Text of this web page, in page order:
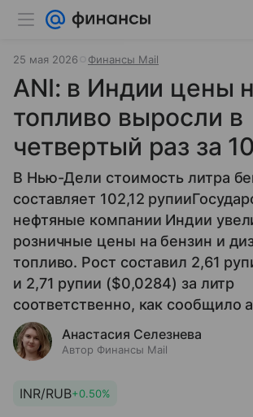
25 мая 2026 Финансы Mail
ANI: в Индии цены
топливо выросли в
четвертый раз за
В Нью-Дели стоимость литра
составляет 102,12
нефтяные компании Индии
розничные цены на бензин и
топливо. Рост составил 2,61
и 2,71 рупии ($0,0284) за литр
соответственно, как сообщило
Анастасия Селезнева
Автор Финансы Mail
INR/RUB+0.50%